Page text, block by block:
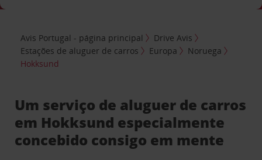
Avis Portugal - página principal
Drive Avis
Estações de aluguer de carros
Europa
Noruega
Hokksund
Um serviço de aluguer de carros
em Hokksund especialmente
concebido consigo em mente